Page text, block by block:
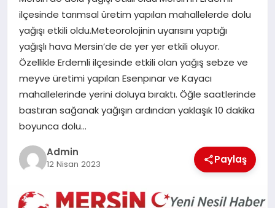
EĞITIM
EKONOMI
SANAT
POLITIKA
YAŞAM
SPOR
ilçesinde tarımsal üretim yapılan mahallelerde dolu
yağışı etkili oldu.Meteorolojinin uyarısını yaptığı
yağışlı hava Mersin’de de yer yer etkili oluyor.
Özellikle Erdemli ilçesinde etkili olan yağış sebze ve
meyve üretimi yapılan Esenpınar ve Kayacı
mahallelerinde yerini doluya bıraktı. Öğle saatlerinde
bastıran sağanak yağışın ardından yaklaşık 10 dakika
boyunca dolu…
Admin
12 Nisan 2023 Paylaş